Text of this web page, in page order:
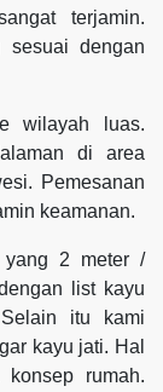
terjamin.
sesuai dengan
wilayah luas.
di area
Pemesanan
keamanan.
yang 2 meter /
list kayu
itu kami
kayu jati. Hal
rumah.